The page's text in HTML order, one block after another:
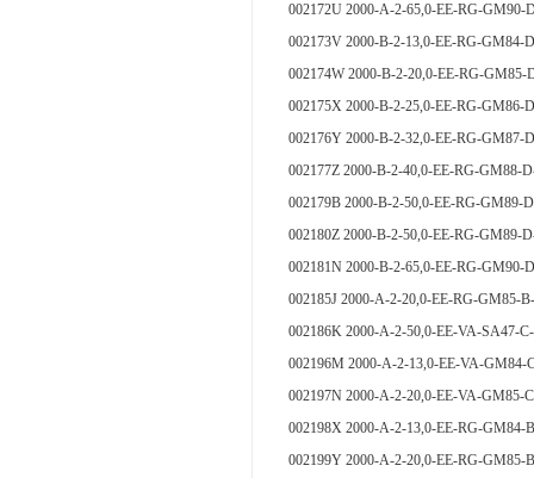
002172U 2000-A-2-65,0-EE-RG-GM90-
002173V 2000-B-2-13,0-EE-RG-GM84-
002174W 2000-B-2-20,0-EE-RG-
002175X 2000-B-2-25,0-EE-RG-GM86-
002176Y 2000-B-2-32,0-EE-RG-GM87-
002177Z 2000-B-2-40,0-EE-RG-GM88-
002179B 2000-B-2-50,0-EE-RG-GM89-
002180Z 2000-B-2-50,0-EE-RG-GM89-
002181N 2000-B-2-65,0-EE-RG-GM90-
002185J 2000-A-2-20,0-EE-RG-GM85-
002186K 2000-A-2-50,0-EE-VA-
002196M 2000-A-2-13,0-EE-VA-GM84-
002197N 2000-A-2-20,0-EE-VA-GM85-
002198X 2000-A-2-13,0-EE-RG-GM84-
002199Y 2000-A-2-20,0-EE-RG-GM85-